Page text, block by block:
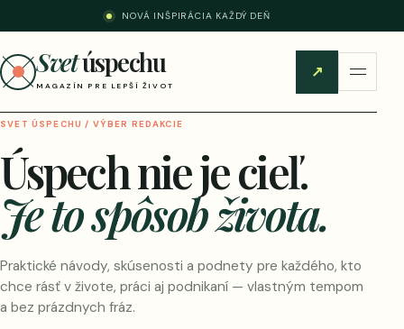
NOVÁ INŠPIRÁCIA KAŽDÝ DEŇ
Svetúspechu
MAGAZÍN PRE LEPŠÍ ŽIVOT
↗
SVET ÚSPECHU / VÝBER REDAKCIE
Úspech nie je cieľ.
Je to spôsob života.
Praktické návody, skúsenosti a podnety pre každého, kto
chce rásť v živote, práci aj podnikaní — vlastným tempom
a bez prázdnych fráz.